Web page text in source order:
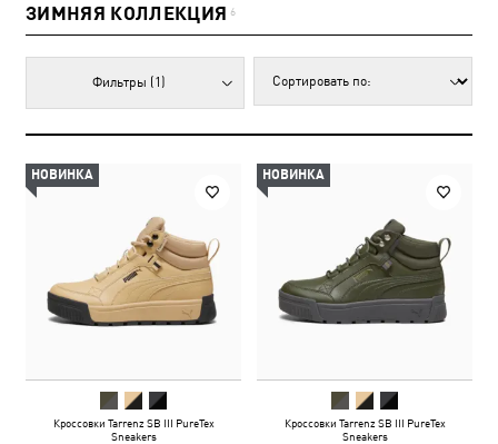
ЗИМНЯЯ КОЛЛЕКЦИЯ 6
Фильтры (1)
НОВИНКА
Кроссовки Tarrenz SB III PureTex
Sneakers
НОВИНКА
Кроссовки Tarrenz SB III PureTex
Sneakers